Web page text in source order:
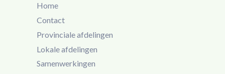
Home
Contact
Provinciale afdelingen
Lokale afdelingen
Samenwerkingen